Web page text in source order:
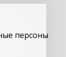
персоны